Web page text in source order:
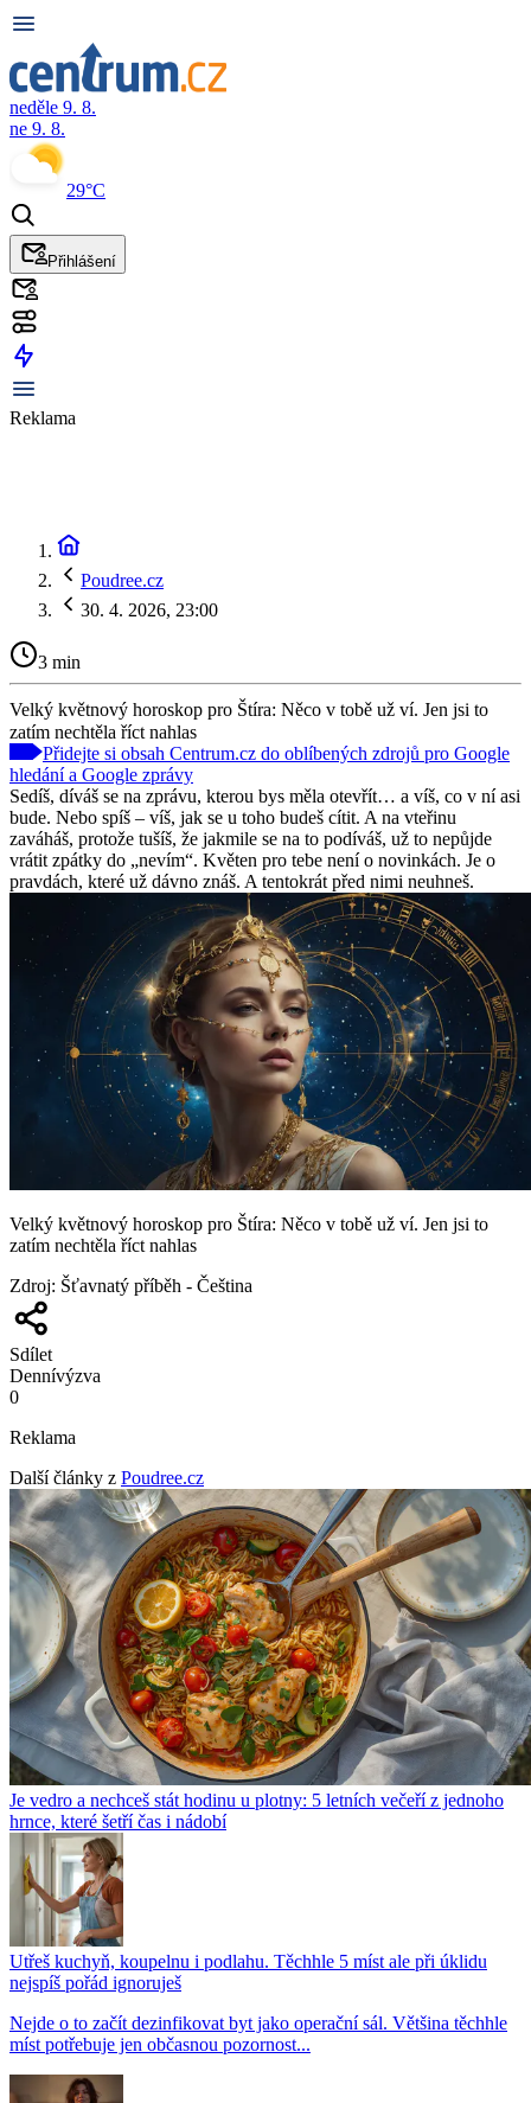
neděle 9. 8.
ne 9. 8.
29°C
Přihlášení
Reklama
Poudree.cz
30. 4. 2026, 23:00
3 min
Velký květnový horoskop pro Štíra: Něco v tobě už ví. Jen jsi to
zatím nechtěla říct nahlas
Přidejte si obsah Centrum.cz do oblíbených zdrojů pro Google
hledání a Google zprávy
Sedíš, díváš se na zprávu, kterou bys měla otevřít… a víš, co v ní asi
bude. Nebo spíš – víš, jak se u toho budeš cítit. A na vteřinu
zaváháš, protože tušíš, že jakmile se na to podíváš, už to nepůjde
vrátit zpátky do „nevím“. Květen pro tebe není o novinkách. Je o
pravdách, které už dávno znáš. A tentokrát před nimi neuhneš.
Velký květnový horoskop pro Štíra: Něco v tobě už ví. Jen jsi to
zatím nechtěla říct nahlas
Zdroj: Šťavnatý příběh - Čeština
Sdílet
Dennívýzva
0
Reklama
Další články z Poudree.cz
Je vedro a nechceš stát hodinu u plotny: 5 letních večeří z jednoho
hrnce, které šetří čas i nádobí
Utřeš kuchyň, koupelnu i podlahu. Těchhle 5 míst ale při úklidu
nejspíš pořád ignoruješ
Nejde o to začít dezinfikovat byt jako operační sál. Většina těchhle
míst potřebuje jen občasnou pozornost...